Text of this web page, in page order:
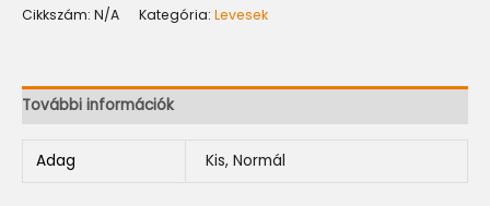
Cikkszám: N/A Kategória: Levesek
További információk
Adag Kis, Normál